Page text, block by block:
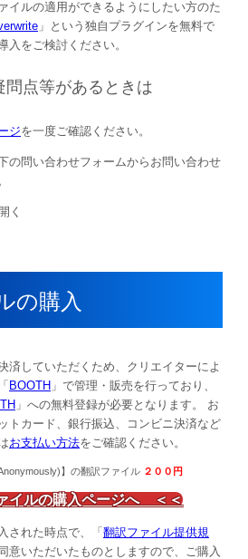
イルの適用ができるようにしたい方のた
」という独自プラグインを無料で
入をご検討ください。
問点等があるときは
ジを一度ご確認ください。
の問い合わせフォームからお問い合わせ
く
の購入
済していただくため、クリエイターによ
BOOTH 」で管理・販売を行っており、
」への無料登録が必要となります。 お
トカード、銀行振込、コンビニ決済など
お支払い方法をご確認ください。
】の翻訳ファイル ２００ 円
イルの購入ページへ ＜＜
された時点で、「 翻訳ファイル提供規
意いただいたものとしますので、ご購入